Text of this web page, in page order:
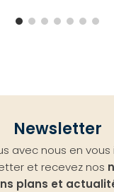
Newsletter
avec nous en vous
et recevez nos
plans et